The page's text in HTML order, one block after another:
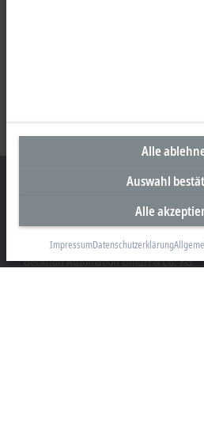
Unternehmenszentrale Deutschland
Beckhoff Automation GmbH & Co. KG
Alle
Auswahl
Alle
ImpressumDatenschutzerklärung